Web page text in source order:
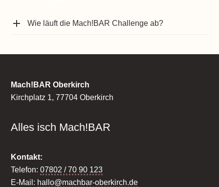
Wie läuft die Mach!BAR Challenge ab?
Mach!BAR Oberkirch
Kirchplatz 1, 77704 Oberkirch
Alles isch Mach!BAR
Kontakt:
Telefon:07802 / 70 90 123
E-Mail: hallo@machbar-oberkirch.de